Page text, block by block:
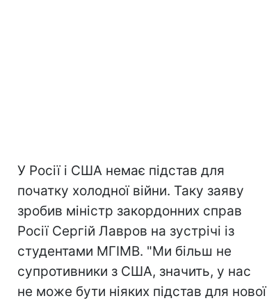
У Росії і США немає підстав для
початку холодної війни. Таку заяву
зробив міністр закордонних справ
Росії Сергій Лавров на зустрічі із
студентами МГІМВ. "Ми більш не
супротивники з США, значить, у нас
не може бути ніяких підстав для нової